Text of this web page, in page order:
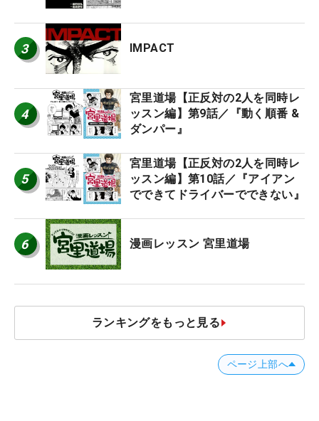
3 IMPACT
4
宮里道場【正反対の2人を同時レ
ッスン編】第9話／『動く順番 &
ダンパー』
5
宮里道場【正反対の2人を同時レ
ッスン編】第10話／『アイアン
でできてドライバーでできない』
6 漫画レッスン 宮里道場
ランキングをもっと見る
ページ上部へ